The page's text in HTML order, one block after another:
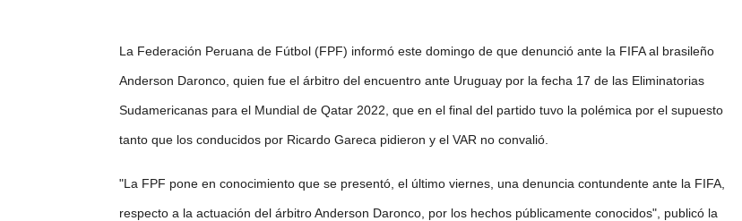
La Federación Peruana de Fútbol (FPF) informó este domingo de que denunció ante la FIFA al brasileño
Anderson Daronco, quien fue el árbitro del encuentro ante Uruguay por la fecha 17 de las Eliminatorias
Sudamericanas para el Mundial de Qatar 2022, que en el final del partido tuvo la polémica por el supuesto
tanto que los conducidos por Ricardo Gareca pidieron y el VAR no convalió.
"La FPF pone en conocimiento que se presentó, el último viernes, una denuncia contundente ante la FIFA,
respecto a la actuación del árbitro Anderson Daronco, por los hechos públicamente conocidos", publicó la